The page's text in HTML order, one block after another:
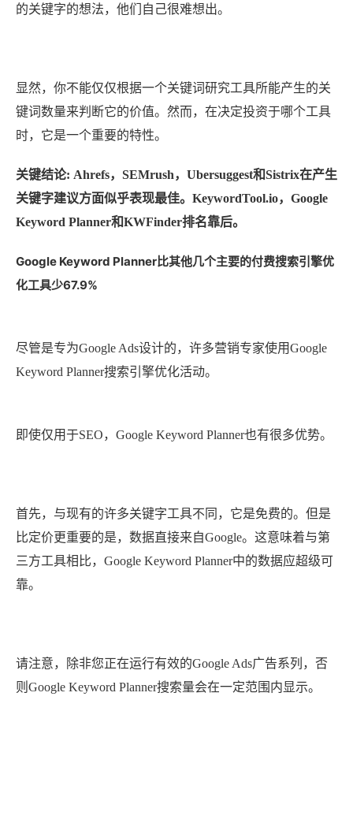
的关键字的想法，他们自己很难想出。
显然，你不能仅仅根据一个关键词研究工具所能产生的关
键词数量来判断它的价值。然而，在决定投资于哪个工具
时，它是一个重要的特性。
关键结论: Ahrefs，SEMrush，Ubersuggest和Sistrix在产生
关键字建议方面似乎表现最佳。KeywordTool.io，Google
Keyword Planner和KWFinder排名靠后。
Google Keyword Planner比其他几个主要的付费搜索引擎优
化工具少67.9%
尽管是专为Google Ads设计的，许多营销专家使用Google
Keyword Planner搜索引擎优化活动。
即使仅用于SEO，Google Keyword Planner也有很多优势。
首先，与现有的许多关键字工具不同，它是免费的。但是
比定价更重要的是，数据直接来自Google。这意味着与第
三方工具相比，Google Keyword Planner中的数据应超级可
靠。
请注意，除非您正在运行有效的Google Ads广告系列，否
则Google Keyword Planner搜索量会在一定范围内显示。